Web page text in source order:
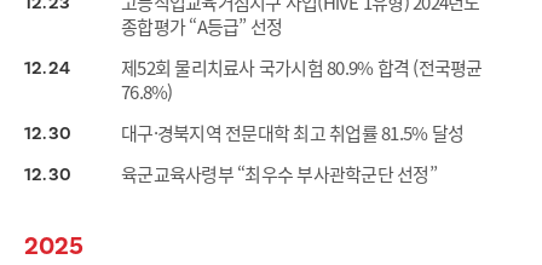
종합평가 “A등급” 선정
12 24
제52회 물리치료사 국가시험 80.9% 합격 (전국평균
76.8%)
12 30 대구·경북지역 전문대학 최고 취업률 81.5% 달성
12 30 육군교육사령부 “최우수 부사관학군단 선정”
2025